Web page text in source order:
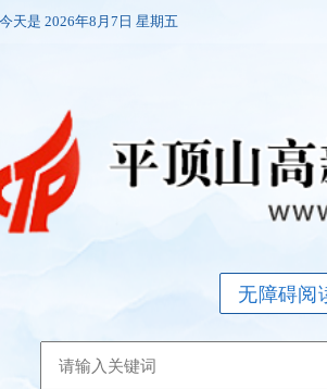
天是 2026年8月7日 星期五
无障碍阅